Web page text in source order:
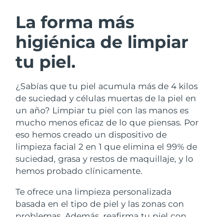
La forma más
higiénica de limpiar
tu piel.
¿Sabías que tu piel acumula más de 4 kilos
de suciedad y células muertas de la piel en
un año? Limpiar tu piel con las manos es
mucho menos eficaz de lo que piensas. Por
eso hemos creado un dispositivo de
limpieza facial 2 en 1 que elimina el 99% de
suciedad, grasa y restos de maquillaje, y lo
hemos probado clínicamente.
Te ofrece una limpieza personalizada
basada en el tipo de piel y las zonas con
Limpieza facial
Anti-aging massage
LUNA™ 4 Plus
Massage, LED heating
LUNA™ 4 Men
Microcurrent toning
BEAR™ 2 go
Microcurrent toning on-the-go
BEAR™ 2 eyes & lips
Hidratación
UFO™ 3 pack
Deep facial hydration
Near-infrared and red light therapy
device
Cuidado bucal
issa™ 4
Hybrid silicone sonic toothbrush
Smart hybrid silicone sonic toothbrush
TRATAMIENTO ANTIEDAD FAQ™
Antiedad Tratamientos LED
NEW
Austria Entrega prevista
Baréin Entrega prevista 10/08/2026
Bélgica
Bermudas Entrega prevista15/08/2026
Bosnia y Herzegovina Entrega prevista
Brunéi Entrega prevista
Bulgaria Entrega prevista 09/08/2026
Canadá Entrega prevista
Chile Entrega prevista13/08/2026